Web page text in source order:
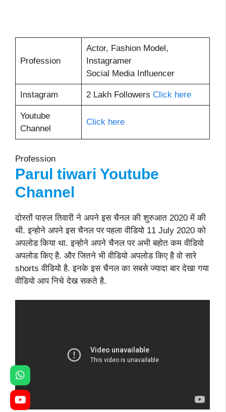
Profession
Actor, Fashion Model,
Instagramer
Social Media Influencer
Instagram 2 Lakh Followers Click here
Youtube
Channel
Click here
Profession
Parul tiwari Youtube
Channel
दोस्तों पारुल तिवारी ने अपने इस चैनल की शुरुआत 2020 में की
थी. इन्होने अपने इस चैनल पर पहला वीडियो 11 July 2020 को
अपलोड किया था. इन्होने अपने चैनल पर अभी बहोत कम वीडियो
अपलोड किए है. और जितने भी वीडियो अपलोड किए है वो सारे
shorts वीडियो है. इनके इस चैनल का सबसे ज्यादा बार देखा गया
वीडियो आप निचे देख सकते है.